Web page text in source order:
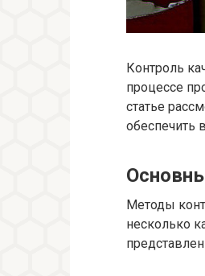
Контроль
процессе
статье
обеспечить
Методы
несколько